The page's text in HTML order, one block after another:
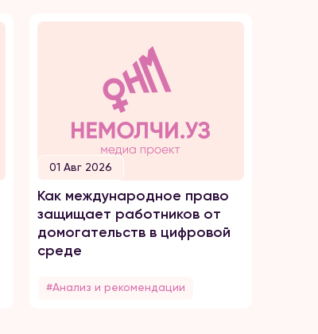
01 Авг 2026
Как международное право
защищает работников от
домогательств в цифровой
среде
#Анализ и рекомендации